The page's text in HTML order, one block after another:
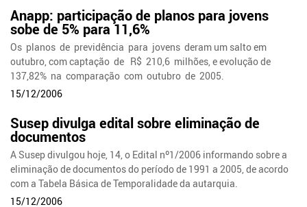
Anapp: participação de planos para jovens
sobe de 5% para 11,6%
Os planos de previdência para jovens deram um salto em
outubro, com captação de R$ 210,6 milhões, e evolução de
137,82% na comparação com outubro de 2005.
15/12/2006
Susep divulga edital sobre eliminação de
documentos
A Susep divulgou hoje, 14, o Edital nº1/2006 informando sobre a
eliminação de documentos do período de 1991 a 2005, de acordo
com a Tabela Básica de Temporalidade da autarquia.
15/12/2006